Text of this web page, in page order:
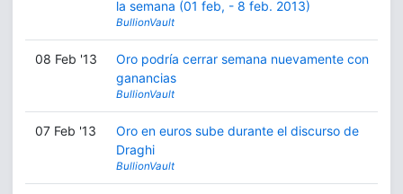
la semana (01 feb, - 8 feb. 2013)
BullionVault
08 Feb '13
Oro podría cerrar semana nuevamente con
ganancias
BullionVault
07 Feb '13
Oro en euros sube durante el discurso de
Draghi
BullionVault